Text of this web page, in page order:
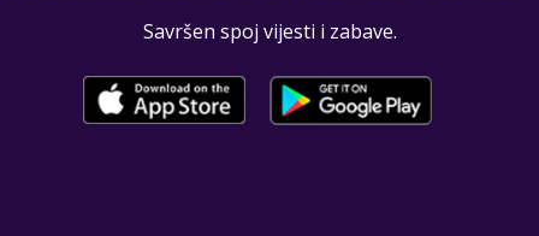
Savršen spoj vijesti i zabave.